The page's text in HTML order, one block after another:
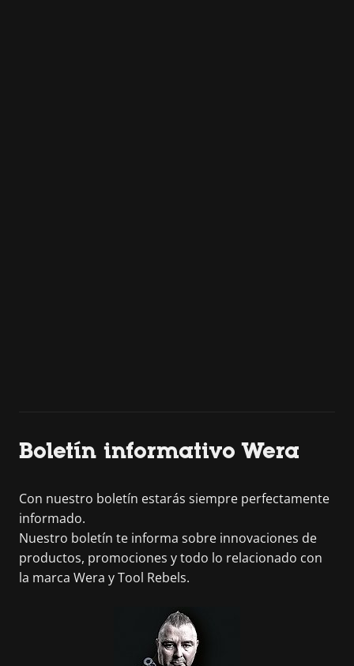
Boletín informativo Wera
Con nuestro boletín estarás siempre perfectamente
informado.
Nuestro boletín te informa sobre innovaciones de
productos, promociones y todo lo relacionado con
la marca Wera y Tool Rebels.